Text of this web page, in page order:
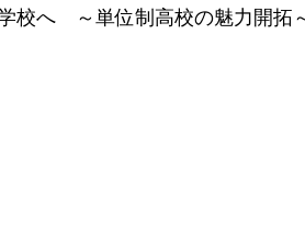
へ ～単位制高校の魅力開拓